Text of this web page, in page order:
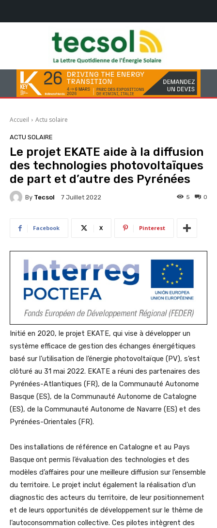
Accueil Actu solaire
ACTU SOLAIRE
Le projet EKATE aide à la diffusion
des technologies photovoltaïques
de part et d’autre des Pyrénées
By Tecsol 7 Juillet 2022 0
5
Facebook X Pinterest
Initié en 2020, le projet EKATE, qui vise à développer un
système efficace de gestion des échanges énergétiques
basé sur l’utilisation de l’énergie photovoltaïque (PV), s’est
clôturé au 31 mai 2022. EKATE a réuni des partenaires des
Pyrénées-Atlantiques (FR), de la Communauté Autonome
Basque (ES), de la Communauté Autonome de Catalogne
(ES), de la Communauté Autonome de Navarre (ES) et des
Pyrénées-Orientales (FR).
Des installations de référence en Catalogne et au Pays
Basque ont permis l’évaluation des technologies et des
modèles d’affaires pour une meilleure diffusion sur l’ensemble
du territoire. Le projet inclut également la réalisation d’un
diagnostic des acteurs du territoire, de leur positionnement
et de leurs opportunités de développement sur le thème de
l’autoconsommation collective. Ces pilotes intègrent des